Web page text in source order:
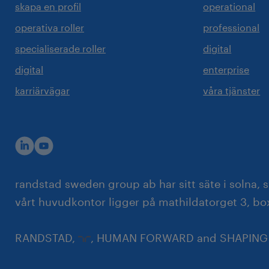
skapa en profil
operativa roller
specialiserade roller
digital
karriärvägar
operational
professional
digital
enterprise
våra tjänster
randstad sweden group ab har sitt säte i solna,
vårt huvudkontor ligger på mathildatorget 3,
RANDSTAD, , HUMAN FORWARD and